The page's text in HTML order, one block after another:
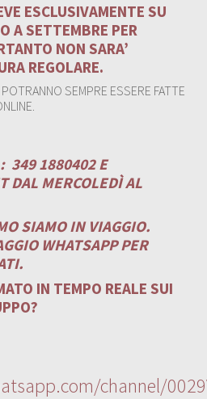
ESCLUSIVAMENTE SU
A SETTEMBRE PER
NON SARA’
REGOLARE.
SEMPRE ESSERE FATTE
349 1880402 E
DAL MERCOLEDÌ AL
SIAMO IN VIAGGIO.
WHATSAPP PER
IN TEMPO REALE SUI
channel/